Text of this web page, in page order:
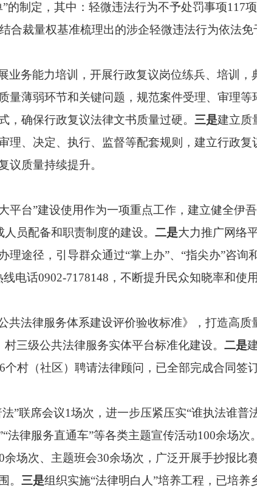
制定，其中：轻微违法行为不予处罚事项117
合裁量权基准梳理出的涉企轻微违法行为依法
业务能力培训，开展行政复议岗位练兵、培训
量薄弱环节和关键问题，规范案件受理、审理
确保行政复议法律文书质量过硬。 三是建立质
理、决定、执行、监督等配套规则，建立行政
议质量持续提升。
平台”建设使用作为一项重点工作，建立健全伊
员配备和职责制度的建设。 二是大力推广网络
途径，引导群众通过“掌上办”、“指尖办”咨询
电话0902-7178148，不断提升民众知晓率和使
共法律服务体系建设评价验收标准》，打造高
三级公共法律服务实体平台标准化建设。 二是
村（社区）聘请法律顾问，已全部完成合同签
”联席会议1场次，进一步压紧压实“谁执法谁普
法律服务直通车”等各类主题宣传活动100余场次。
场次、主题班会30余场次，广泛开展手抄报比
。 三是组织实施“法律明白人”培养工程，已培养